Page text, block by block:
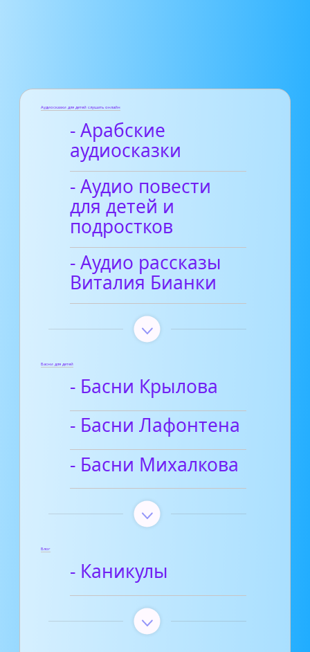
Аудиосказки для детей слушать онлайн
- Арабские
аудиосказки
- Аудио повести
для детей и
подростков
- Аудио рассказы
Виталия Бианки
Басни для детей
- Басни Крылова
- Басни Лафонтена
- Басни Михалкова
Блог
- Каникулы